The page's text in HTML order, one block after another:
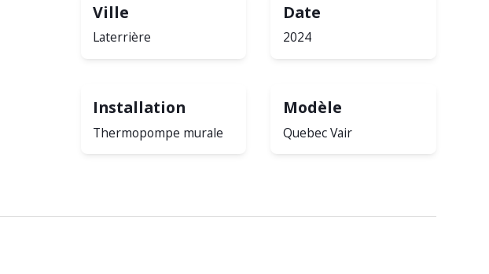
Ville
Laterrière
Date
2024
Installation
Thermopompe murale
Modèle
Quebec Vair